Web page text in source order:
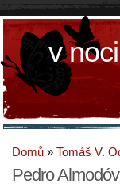
v
Domů » Tomáš V.
Pedro